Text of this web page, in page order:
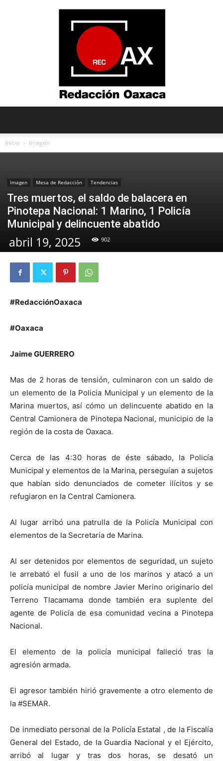
Inicio Imagen
Imagen Mesa de Redacción Tendencias
Tres muertos, el saldo de balacera en
Pinotepa Nacional: 1 Marino, 1 Policía
Municipal y delincuente abatido
abril 19, 2025 902
#RedacciónOaxaca
#Oaxaca
Jaime GUERRERO
Mas de 2 horas de tensión, culminaron con un saldo de
un elemento de la Policia Municipal y un elemento de la
Marina muertos, así cómo un delincuente abatido en la
Central Camionera de Pinotepa Nacional, municipio de la
región de la costa de Oaxaca.
Cerca de las 4:30 horas de éste sábado, la Policía
Municipal y elementos de la Marina, perseguían a sujetos
que habían sido denunciados de cometer ilícitos y se
refugiaron en la Central Camionera.
Al lugar arribó una patrulla de la Policía Municipal con
elementos de la Secretaría de Marina.
Al ser detenidos por elementos de seguridad, un sujeto
le arrebató el fusil a uno de los marinos y atacó a un
policía municipal de nombre Javier Merino originario del
Terreno Tlacamama donde también era suplente del
agente de Policía de esa comunidad vecina a Pinotepa
Nacional.
El elemento de la policía municipal falleció tras la
agresión armada.
El agresor también hirió gravemente a otro elemento de
la #SEMAR.
De inmediato personal de la Policía Estatal , de la Fiscalía
General del Estado, de la Guardia Nacional y el Ejército,
arribó al lugar y tras dos horas, se desató un